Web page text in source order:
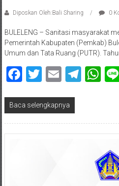
Diposkan Oleh:Bali Sharing 0
BULELENG – Sanitasi masyarakat
Pemerintah Kabupaten (Pemkab)
Umum dan Tata Ruang (PUTR).
Facebook
Twitter
Email
Baca selengkapnya